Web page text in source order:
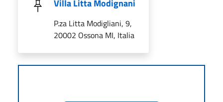
Villa Litta Modignani
P.za Litta Modigliani, 9,
20002 Ossona MI, Italia